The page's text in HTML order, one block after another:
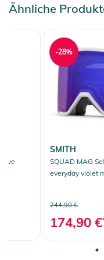
Ähnliche
SMITH
SQUAD MAG
everyday violet
244,90 €
174,90 €
-28%